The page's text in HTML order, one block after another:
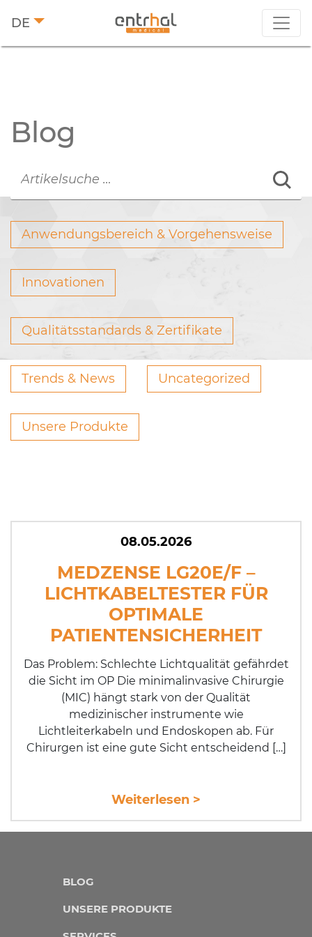
DE
Blog
Anwendungsbereich & Vorgehensweise
Innovationen
Qualitätsstandards & Zertifikate
Trends & News Uncategorized
Unsere Produkte
MEDZENSE LG20E/F –
LICHTKABELTESTER FÜR
OPTIMALE
PATIENTENSICHERHEIT
08.05.2026
Das Problem: Schlechte Lichtqualität gefährdet
die Sicht im OP Die minimalinvasive Chirurgie
(MIC) hängt stark von der Qualität
medizinischer in­stru­mente wie
Lichtleiterkabeln und Endoskopen ab. Für
Chirurgen ist eine gute Sicht entscheidend […]
Weiterlesen >
BLOG
UNSERE PRODUKTE